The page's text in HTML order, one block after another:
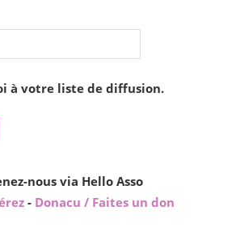
à votre liste de diffusion.
nous via Hello Asso
- Donacu / Faites un don